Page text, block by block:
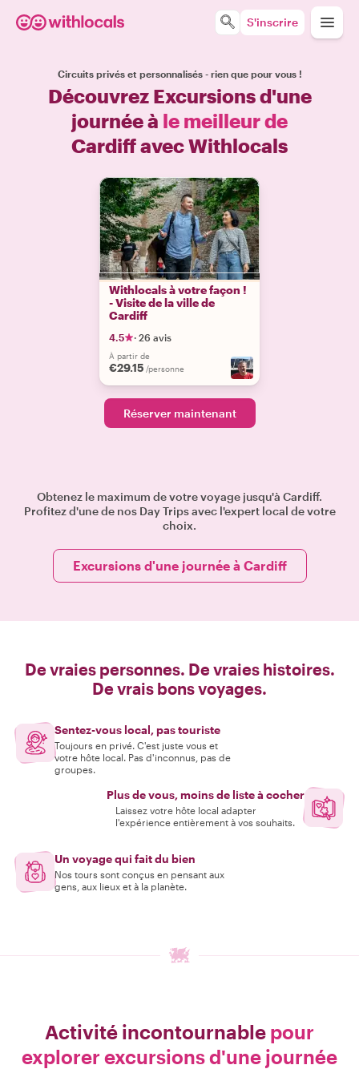
S'inscrire
Circuits privés et personnalisés - rien que pour vous !
Découvrez Excursions d'une
journée à le meilleur de
Cardiff avec Withlocals
Withlocals à votre façon !
- Visite de la ville de
Cardiff
4.5 · 26 avis
À partir de
€29.15 /personne
Réserver maintenant
Obtenez le maximum de votre voyage jusqu'à Cardiff.
Profitez d'une de nos Day Trips avec l'expert local de votre
choix.
Excursions d'une journée à Cardiff
De vraies personnes. De vraies histoires.
De vrais bons voyages.
Sentez-vous local, pas touriste
Toujours en privé. C'est juste vous et
votre hôte local. Pas d'inconnus, pas de
groupes.
Plus de vous, moins de liste à cocher
Laissez votre hôte local adapter
l'expérience entièrement à vos souhaits.
Un voyage qui fait du bien
Nos tours sont conçus en pensant aux
gens, aux lieux et à la planète.
Activité incontournable pour
explorer excursions d'une journée